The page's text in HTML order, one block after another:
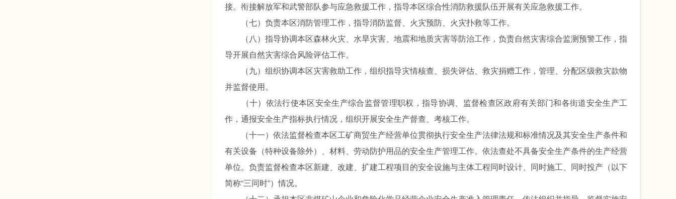
接。衔接解放军和武警部队参与应急救援工作，指导本区综合性消防救援队伍开展有关应急救援工作。
（七）负责本区消防管理工作，指导消防监督、火灾预防、火灾扑救等工作。
（八）指导协调本区森林火灾、水旱灾害、地震和地质灾害等防治工作，负责自然灾害综合监测预警工作，指
导开展自然灾害综合风险评估工作。
（九）组织协调本区灾害救助工作，组织指导灾情核查、损失评估、救灾捐赠工作，管理、分配区级救灾款物
并监督使用。
（十）依法行使本区安全生产综合监督管理职权，指导协调、监督检查区政府有关部门和各街道安全生产工
作，通报安全生产指标执行情况，组织开展安全生产督查、考核工作。
（十一）依法监督检查本区工矿商贸生产经营单位贯彻执行安全生产法律法规和标准情况及其安全生产条件和
有关设备（特种设备除外）、材料、劳动防护用品的安全生产管理工作。依法查处不具备安全生产条件的生产经营
单位。负责监督检查本区新建、改建、扩建工程项目的安全设施与主体工程同时设计、同时施工、同时投产（以下
简称“三同时”）情况。